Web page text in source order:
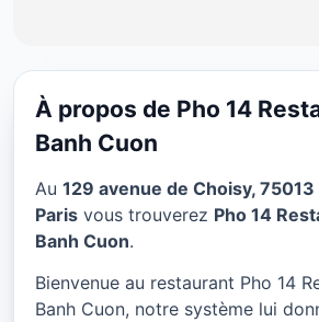
RESTAURANT
Banh Cuon à Paris
★ 4/5
À propos de Pho 14
Banh Cuon
Au 129 avenue de Choisy, 75013
Paris vous trouverez Pho 14
Banh Cuon.
Bienvenue au restaurant Pho 14
Banh Cuon, notre système lui